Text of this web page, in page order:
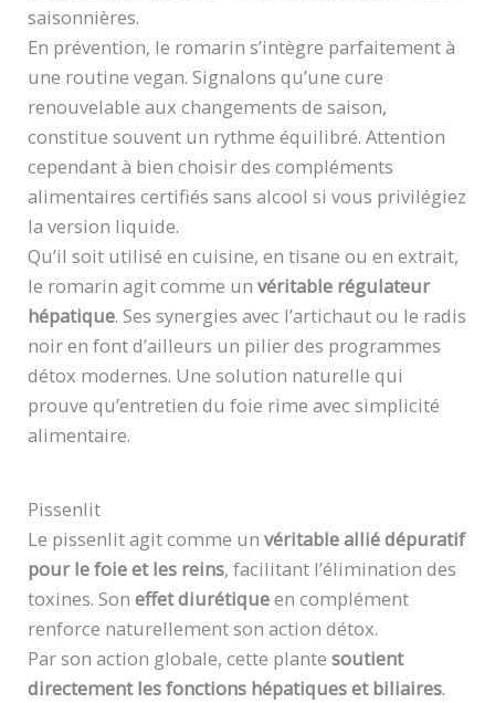
saisonnières.
En prévention, le romarin s’intègre parfaitement à
une routine vegan. Signalons qu’une cure
renouvelable aux changements de saison,
constitue souvent un rythme équilibré. Attention
cependant à bien choisir des compléments
alimentaires certifiés sans alcool si vous privilégiez
la version liquide.
Qu’il soit utilisé en cuisine, en tisane ou en extrait,
le romarin agit comme unvéritable régulateur
hépatique. Ses synergies avec l’artichaut ou le radis
noir en font d’ailleurs un pilier des programmes
détox modernes. Une solution naturelle qui
prouve qu’entretien du foie rime avec simplicité
alimentaire.
Pissenlit
Le pissenlit agit comme unvéritable allié dépuratif
pour le foie et les reins, facilitant l’élimination des
toxines. Soneffet diurétiqueen complément
renforce naturellement son action détox.
Par son action globale, cette plantesoutient
directement les fonctions hépatiques et biliaires.